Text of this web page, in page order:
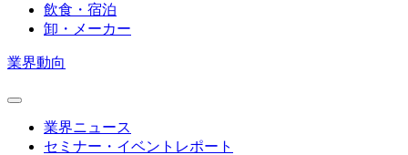
飲食・宿泊
卸・メーカー
業界動向
業界ニュース
セミナー・イベントレポート